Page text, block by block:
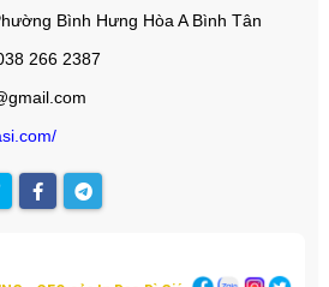
Bình Hưng Hòa A Bình Tân
266 2387